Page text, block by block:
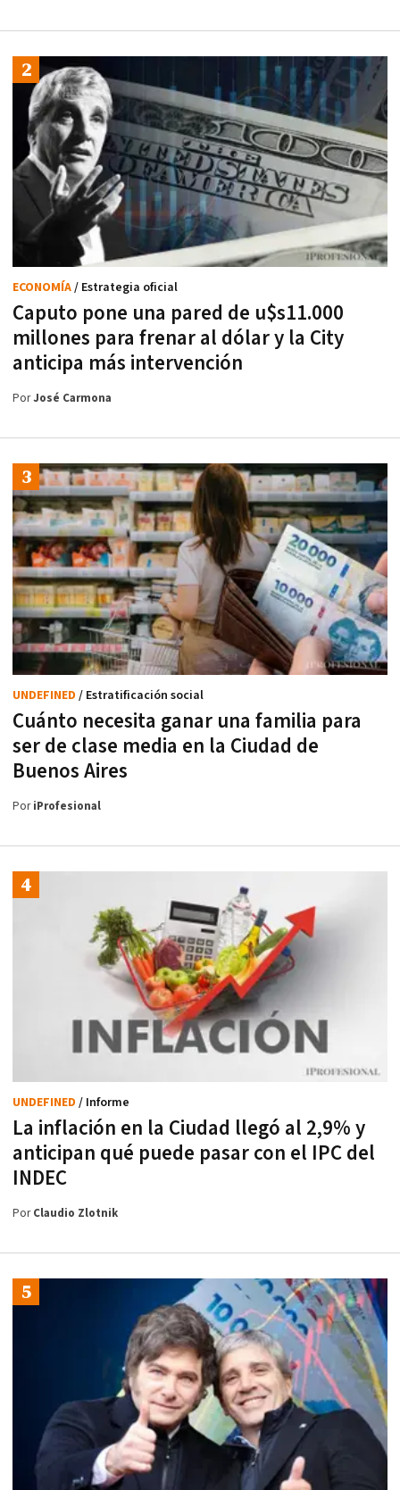
Caputo pone una pared de u$s11.000
millones para frenar al dólar y la City
anticipa más intervención
ECONOMÍA/ Estrategia oficial
PorJosé Carmona
Cuánto necesita ganar una familia para
ser de clase media en la Ciudad de
Buenos Aires
UNDEFINED / Estratificación social
PoriProfesional
La inflación en la Ciudad llegó al 2,9% y
anticipan qué puede pasar con el IPC del
INDEC
UNDEFINED / Informe
PorClaudio Zlotnik